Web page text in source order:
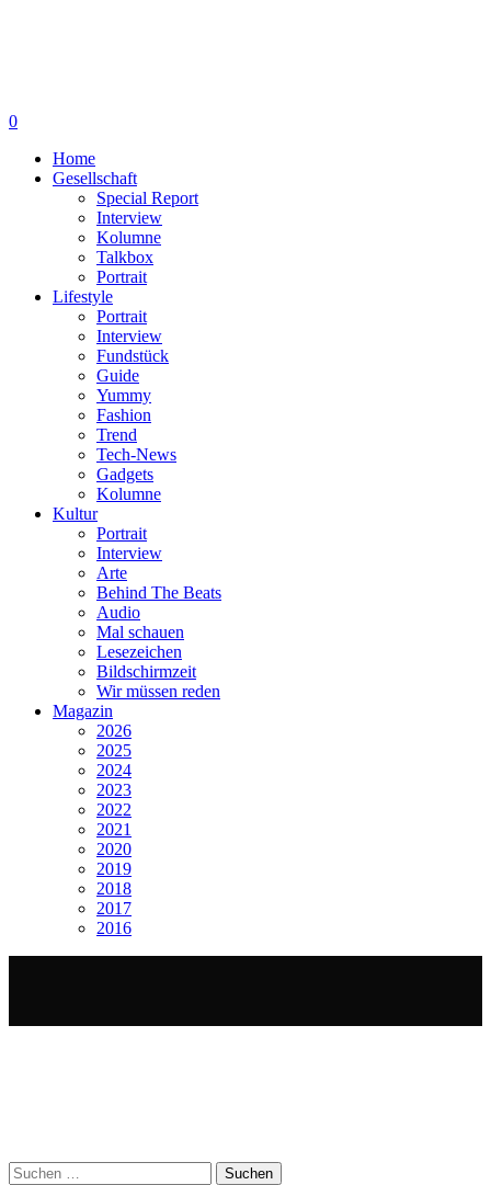
0
Home
Gesellschaft
Special Report
Interview
Kolumne
Talkbox
Portrait
Lifestyle
Portrait
Interview
Fundstück
Guide
Yummy
Fashion
Trend
Tech-News
Gadgets
Kolumne
Kultur
Portrait
Interview
Arte
Behind The Beats
Audio
Mal schauen
Lesezeichen
Bildschirmzeit
Wir müssen reden
Magazin
2026
2025
2024
2023
2022
2021
2020
2019
2018
2017
2016
Suchen